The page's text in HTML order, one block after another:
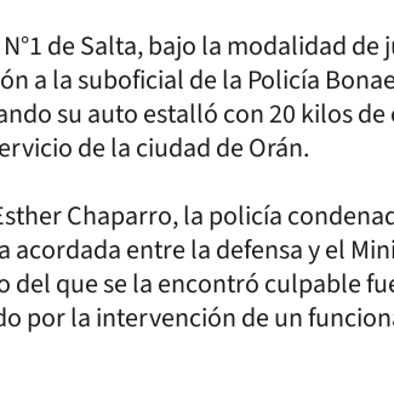
de Salta, bajo la modalidad
a la suboficial de la Policía
su auto estalló con 20 kilos
de la ciudad de Orán.
Chaparro, la policía
acordada entre la defensa y el
del que se la encontró culpable
por la intervención de un